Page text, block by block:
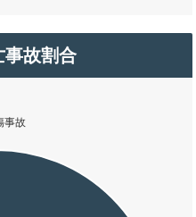
事故割合